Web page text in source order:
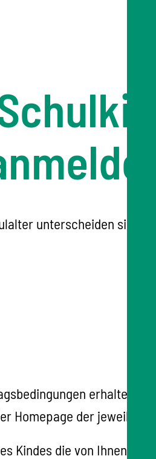
unterscheiden sich
erhalten Sie
Homepage der jeweiligen
Kindes die von Ihnen